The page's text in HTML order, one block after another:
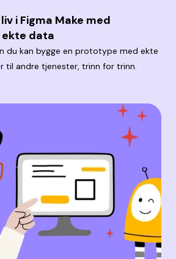
i Figma Make med
ekte data
du kan bygge en prototype med ekte
til andre tjenester, trinn for trinn.